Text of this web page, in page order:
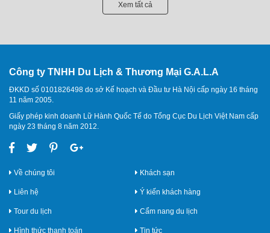
Xem tất cả
Công ty TNHH Du Lịch & Thương Mại G.A.L.A
ĐKKD số 0101826498 do sở Kế hoạch và Đầu tư Hà Nội cấp ngày 16 tháng
11 năm 2005.
Giấy phép kinh doanh Lữ Hành Quốc Tế do Tổng Cục Du Lịch Việt Nam cấp
ngày 23 tháng 8 năm 2012.
Về chúng tôi
Liên hệ
Tour du lịch
Hình thức thanh toán
Khách sạn
Ý kiến khách hàng
Cẩm nang du lịch
Tin tức